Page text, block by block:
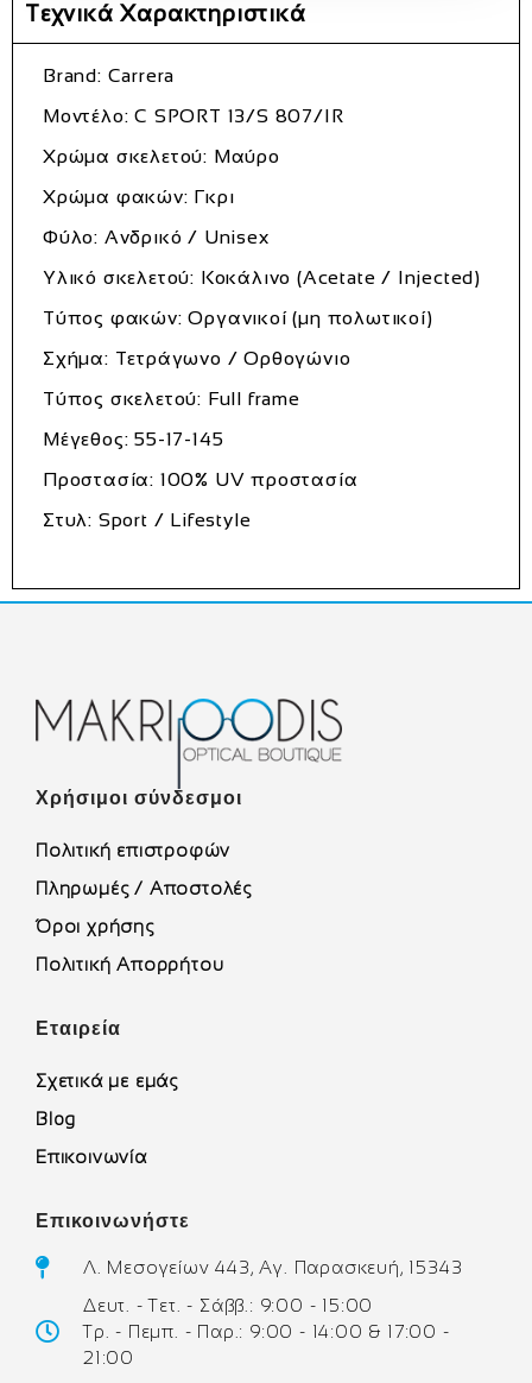
Τεχνικά Χαρακτηριστικά
Brand: Carrera
Μοντέλο: C SPORT 13/S 807/IR
Χρώμα σκελετού: Μαύρο
Χρώμα φακών: Γκρι
Φύλο: Ανδρικό / Unisex
Υλικό σκελετού: Κοκάλινο (Acetate / Injected)
Τύπος φακών: Οργανικοί (μη πολωτικοί)
Σχήμα: Τετράγωνο / Ορθογώνιο
Τύπος σκελετού: Full frame
Μέγεθος: 55-17-145
Προστασία: 100% UV προστασία
Στυλ: Sport / Lifestyle
Χρήσιμοι σύνδεσμοι
Πολιτική επιστροφών
Πληρωμές / Αποστολές
Όροι χρήσης
Πολιτική Απορρήτου
Εταιρεία
Σχετικά με εμάς
Blog
Επικοινωνία
Επικοινωνήστε
Λ. Μεσογείων 443, Αγ. Παρασκευή, 15343
Δευτ. - Τετ. - Σάββ.: 9:00 - 15:00
Τρ. - Πεμπ. - Παρ.: 9:00 - 14:00 & 17:00 -
21:00